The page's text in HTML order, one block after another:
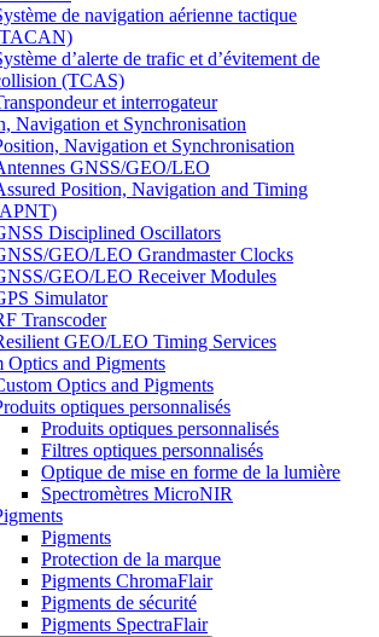
de navigation aérienne tactique
d’alerte de trafic et d’évitement de
(TCAS)
et interrogateur
Navigation et Synchronisation
Navigation et Synchronisation
GNSS/GEO/LEO
Position, Navigation and Timing
Disciplined Oscillators
GEO/LEO Grandmaster Clocks
GEO/LEO Receiver Modules
Simulator
Transcoder
GEO/LEO Timing Services
Optics and Pigments
Optics and Pigments
optiques personnalisés
Produits optiques personnalisés
Filtres optiques personnalisés
Optique de mise en forme de la lumière
Spectromètres MicroNIR
Pigments
Protection de la marque
Pigments ChromaFlair
Pigments de sécurité
Pigments SpectraFlair